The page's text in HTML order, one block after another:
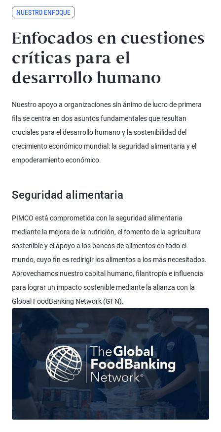
NUESTRO ENFOQUE
Enfocados en cuestiones
críticas para el
desarrollo humano
Nuestro apoyo a organizaciones sin ánimo de lucro de primera
fila se centra en dos asuntos fundamentales que resultan
cruciales para el desarrollo humano y la sostenibilidad del
crecimiento económico mundial: la seguridad alimentaria y el
empoderamiento económico.
Seguridad alimentaria
PIMCO está comprometida con la seguridad alimentaria
mediante la mejora de la nutrición, el fomento de la agricultura
sostenible y el apoyo a los bancos de alimentos en todo el
mundo, cuyo fin es redirigir los alimentos a los más necesitados.
Aprovechamos nuestro capital humano, filantropía e influencia
para lograr un impacto sostenible mediante la alianza con la
Global FoodBanking Network (GFN).